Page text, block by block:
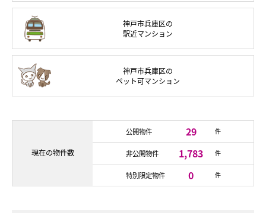
神戸市兵庫区の
駅近マンション
神戸市兵庫区の
ペット可マンション
現在の物件数
公開物件 29 件
非公開物件 1,783 件
特別限定物件 0 件